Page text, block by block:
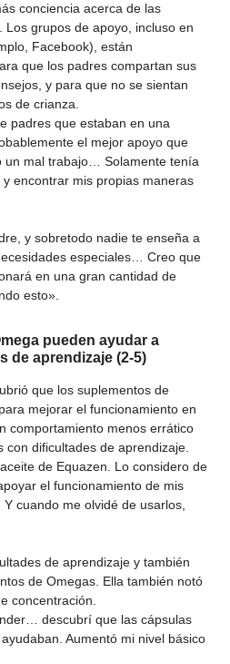
conciencia acerca de las
Los grupos de apoyo, incluso en
Facebook), están
que los padres compartan sus
y para que no se sientan
de crianza.
padres que estaban en una
el mejor apoyo que
mal trabajo… Solamente tenía
encontrar mis propias maneras
y sobretodo nadie te enseña a
especiales… Creo que
en una gran cantidad de
esto».
pueden ayudar a
de aprendizaje (2-5)
que los suplementos de
mejorar el funcionamiento en
comportamiento menos errático
dificultades de aprendizaje.
de Equazen. Lo considero de
el funcionamiento de mis
cuando me olvidé de usarlos,
de aprendizaje y también
de Omegas. Ella también notó
concentración.
descubrí que las cápsulas
Aumentó mi nivel básico